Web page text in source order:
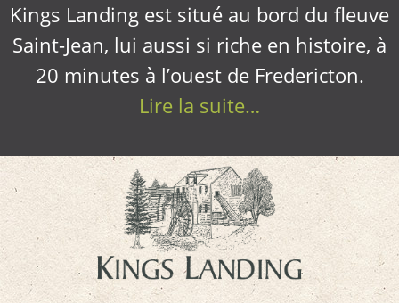
Kings Landing est situé au bord du fleuve
Saint-Jean, lui aussi si riche en histoire, à
20 minutes à l’ouest de Fredericton.
Lire la suite…